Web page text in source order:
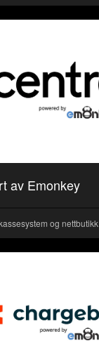
av Emonkey
og nettbutikk